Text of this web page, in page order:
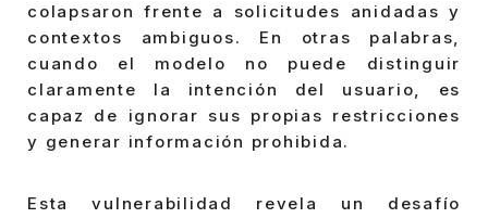
colapsaron frente a solicitudes anidadas y
contextos ambiguos. En otras palabras,
cuando el modelo no puede distinguir
claramente la intención del usuario, es
capaz de ignorar sus propias restricciones
y generar información prohibida.
Esta vulnerabilidad revela un desafío